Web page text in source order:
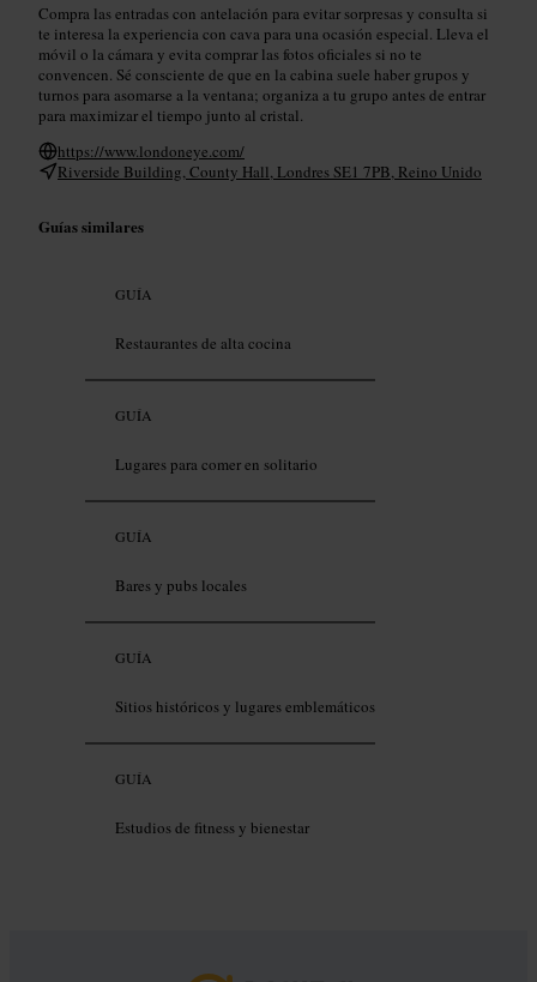
Compra las entradas con antelación para evitar sorpresas y consulta si
te interesa la experiencia con cava para una ocasión especial. Lleva el
móvil o la cámara y evita comprar las fotos oficiales si no te
convencen. Sé consciente de que en la cabina suele haber grupos y
turnos para asomarse a la ventana; organiza a tu grupo antes de entrar
para maximizar el tiempo junto al cristal.
https://www.londoneye.com/
Riverside Building, County Hall, Londres SE1 7PB, Reino Unido
Guías similares
GUÍA
Restaurantes de alta cocina
GUÍA
Lugares para comer en solitario
GUÍA
Bares y pubs locales
GUÍA
Sitios históricos y lugares emblemáticos
GUÍA
Estudios de fitness y bienestar